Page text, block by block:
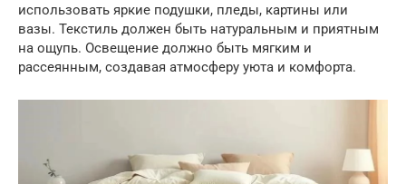
использовать яркие подушки, пледы, картины или
вазы. Текстиль должен быть натуральным и приятным
на ощупь. Освещение должно быть мягким и
рассеянным, создавая атмосферу уюта и комфорта.